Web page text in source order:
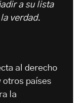
a su lista
verdad.
al derecho
otros países
la